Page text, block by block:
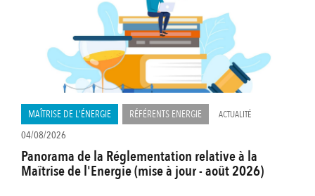
MAÎTRISE DE L'ÉNERGIE RÉFÉRENTS ENERGIE ACTUALITÉ
04/08/2026
Panorama de la Réglementation relative à la
Maîtrise de l'Energie (mise à jour - août 2026)